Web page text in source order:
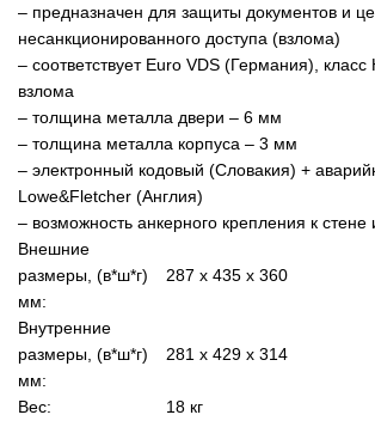
– предназначен для защиты документов и
несанкционированного доступа (взлома)
– соответствует Euro VDS (Германия),
взлома
– толщина металла двери – 6 мм
– толщина металла корпуса – 3 мм
– электронный кодовый (Словакия) +
Lowe&Fletcher (Англия)
– возможность анкерного крепления к стене
Внешние
размеры, (в*ш*г)
мм:
287 х 435 х 360
Внутренние
размеры, (в*ш*г)
мм:
281 х 429 х 314
Вес:
18 кг